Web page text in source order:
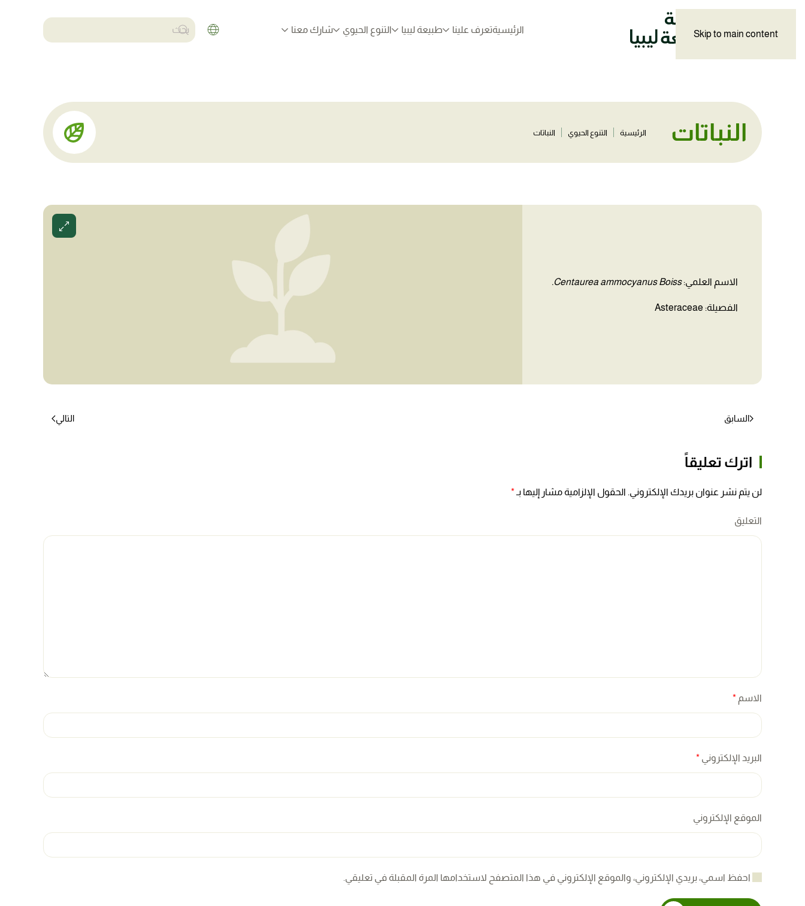
Skip to main content الرئيسيةتعرف علينا طبيعة ليبيا التنوع الحيوي شارك معنا
النباتات الرئيسية التنوع الحيوي النباتات
الاسم العلمي:Centaurea ammocyanus Boiss.
الفصيلة: Asteraceae
السابق التالي
اترك تعليقاً
لن يتم نشر عنوان بريدك الإلكتروني. الحقول الإلزامية مشار إليها بـ*
التعليق
الاسم *
البريد الإلكتروني *
الموقع الإلكتروني
احفظ اسمي، بريدي الإلكتروني، والموقع الإلكتروني في هذا المتصفح لاستخدامها المرة المقبلة في تعليقي.